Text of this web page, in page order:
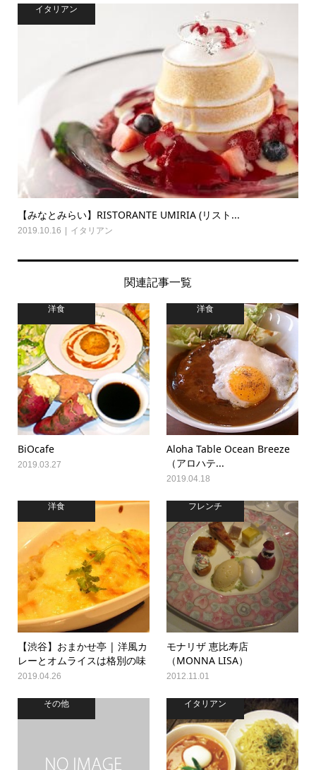
イタリアン
【みなとみらい】RISTORANTE UMIRIA (リスト...
2019.10.16 イタリアン
関連記事一覧
洋食
BiOcafe
2019.03.27
洋食
Aloha Table Ocean Breeze
（アロハテ...
2019.04.18
洋食
【渋谷】おまかせ亭 | 洋風カ
レーとオムライスは格別の味
2019.04.26
フレンチ
モナリザ 恵比寿店
（MONNA LISA）
2012.11.01
その他 イタリアン